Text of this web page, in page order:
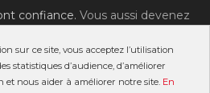
sur ce site, vous acceptez l’utilisation
statistiques d’audience, d’améliorer
et nous aider à améliorer notre site. En
confiance. Vous aussi devenez